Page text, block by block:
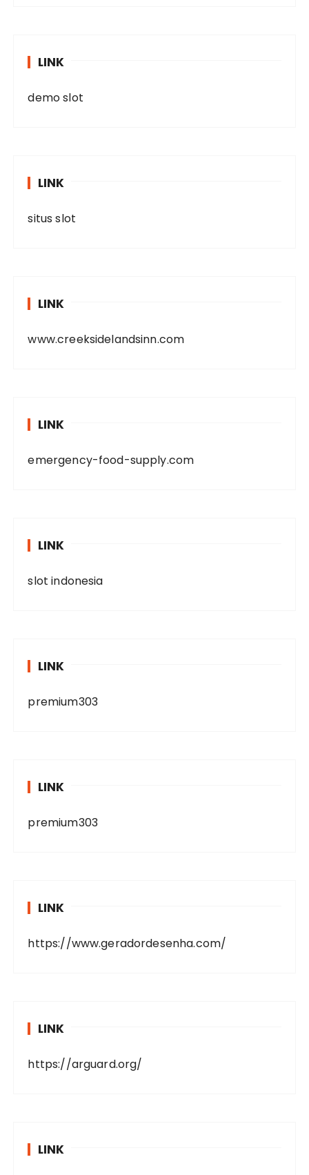
LINK
demo slot
LINK
situs slot
LINK
www.creeksidelandsinn.com
LINK
emergency-food-supply.com
LINK
slot indonesia
LINK
premium303
LINK
premium303
LINK
https://www.geradordesenha.com/
LINK
https://arguard.org/
LINK